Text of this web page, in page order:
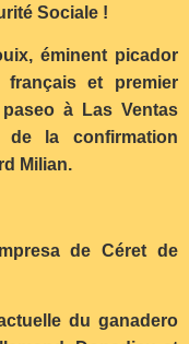
Sociale !
éminent picador
et premier
à Las Ventas
la confirmation
Milian.
de Céret de
du ganadero